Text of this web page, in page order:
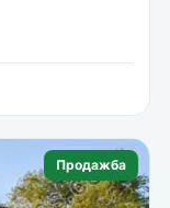
Продажба